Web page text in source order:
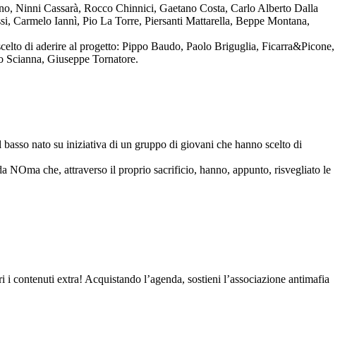
Ninni Cassarà, Rocco Chinnici, Gaetano Costa, Carlo Alberto Dalla
Carmelo Iannì, Pio La Torre, Piersanti Mattarella, Beppe Montana,
di aderire al progetto: Pippo Baudo, Paolo Briguglia, Ficarra&Picone,
Giuseppe Tornatore.
nato su iniziativa di un gruppo di giovani che hanno scelto di
NOma che, attraverso il proprio sacrificio, hanno, appunto, risvegliato le
contenuti extra! Acquistando l’agenda, sostieni l’associazione antimafia